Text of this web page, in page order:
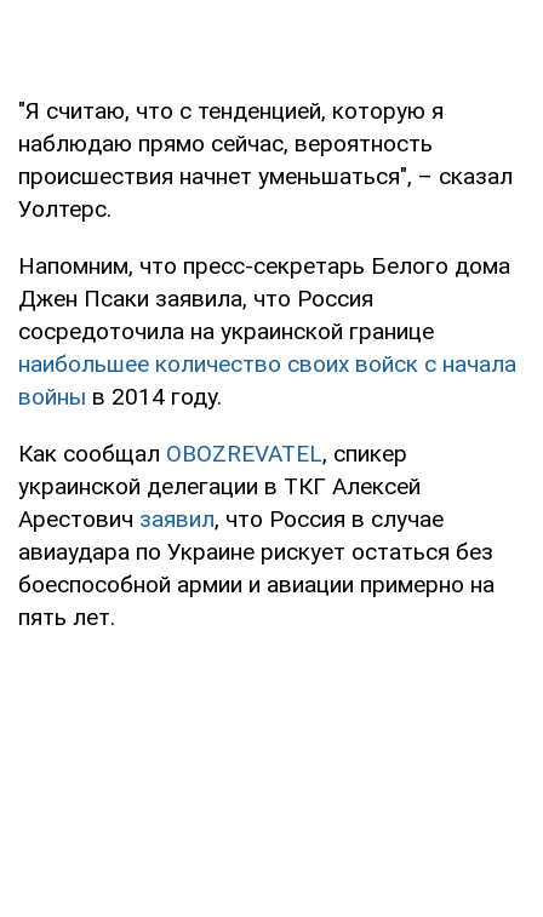
"Я считаю, что с тенденцией, которую я
наблюдаю прямо сейчас, вероятность
происшествия начнет уменьшаться", – сказал
Уолтерс.
Напомним, что пресс-секретарь Белого дома
Джен Псаки заявила, что Россия
сосредоточила на украинской границе
наибольшее количество своих войск с начала
войны в 2014 году.
Как сообщал OBOZREVATEL, спикер
украинской делегации в ТКГ Алексей
Арестович заявил, что Россия в случае
авиаудара по Украине рискует остаться без
боеспособной армии и авиации примерно на
пять лет.